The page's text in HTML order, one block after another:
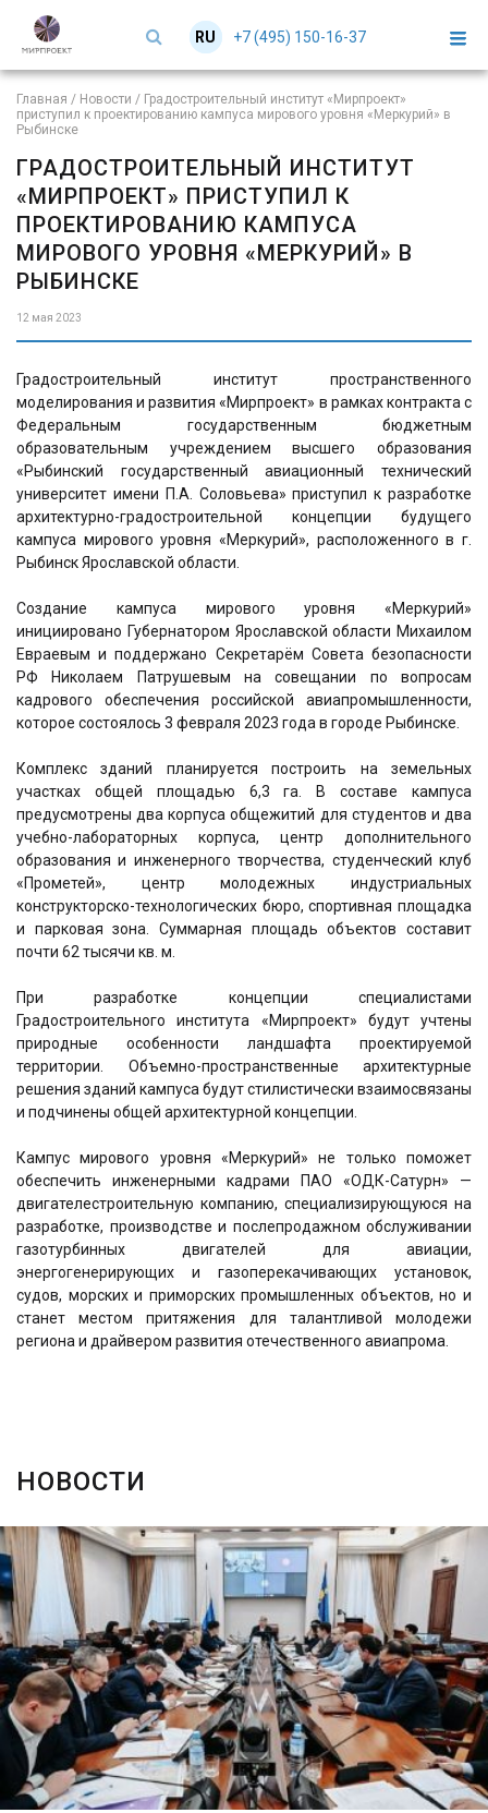
EN
RU +7 (495) 150-16-37
Главная / Новости / Градостроительный институт «Мирпроект»
приступил к проектированию кампуса мирового уровня «Меркурий» в
Рыбинске
ГРАДОСТРОИТЕЛЬНЫЙ ИНСТИТУТ
«МИРПРОЕКТ» ПРИСТУПИЛ К
ПРОЕКТИРОВАНИЮ КАМПУСА
МИРОВОГО УРОВНЯ «МЕРКУРИЙ» В
РЫБИНСКЕ
12 мая 2023
Градостроительный институт пространственного
моделирования и развития «Мирпроект» в рамках контракта с
Федеральным государственным бюджетным
образовательным учреждением высшего образования
«Рыбинский государственный авиационный технический
университет имени П.А. Соловьева» приступил к разработке
архитектурно-градостроительной концепции будущего
кампуса мирового уровня «Меркурий», расположенного в г.
Рыбинск Ярославской области.
Создание кампуса мирового уровня «Меркурий»
инициировано Губернатором Ярославской области Михаилом
Евраевым и поддержано Секретарём Совета безопасности
РФ Николаем Патрушевым на совещании по вопросам
кадрового обеспечения российской авиапромышленности,
которое состоялось 3 февраля 2023 года в городе Рыбинске.
Комплекс зданий планируется построить на земельных
участках общей площадью 6,3 га. В составе кампуса
предусмотрены два корпуса общежитий для студентов и два
учебно-лабораторных корпуса, центр дополнительного
образования и инженерного творчества, студенческий клуб
«Прометей», центр молодежных индустриальных
конструкторско-технологических бюро, спортивная площадка
и парковая зона. Суммарная площадь объектов составит
почти 62 тысячи кв. м.
При разработке концепции специалистами
Градостроительного института «Мирпроект» будут учтены
природные особенности ландшафта проектируемой
территории. Объемно-пространственные архитектурные
решения зданий кампуса будут стилистически взаимосвязаны
и подчинены общей архитектурной концепции.
Кампус мирового уровня «Меркурий» не только поможет
обеспечить инженерными кадрами ПАО «ОДК-Сатурн» —
двигателестроительную компанию, специализирующуюся на
разработке, производстве и послепродажном обслуживании
газотурбинных двигателей для авиации,
энергогенерирующих и газоперекачивающих установок,
судов, морских и приморских промышленных объектов, но и
станет местом притяжения для талантливой молодежи
региона и драйвером развития отечественного авиапрома.
НОВОСТИ